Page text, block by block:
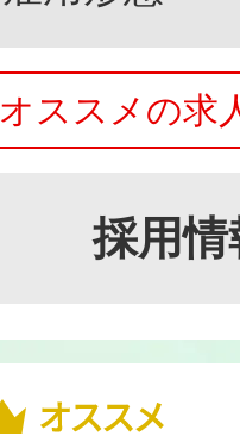
オススメの求
採用情